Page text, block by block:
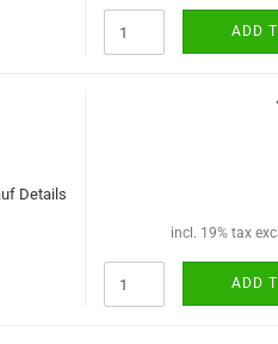
ADD
Details
incl. 19% tax
ADD